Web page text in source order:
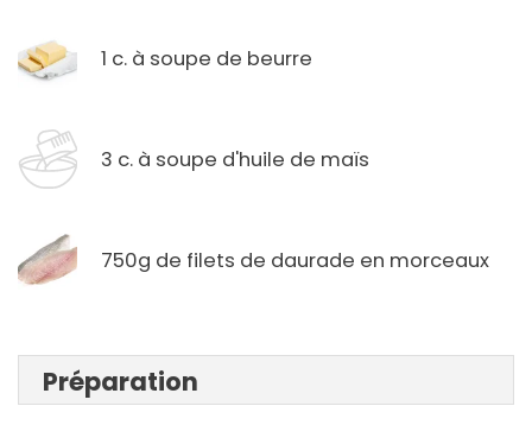
1 c. à soupe de beurre
3 c. à soupe d'huile de maïs
750g de filets de daurade en morceaux
Préparation